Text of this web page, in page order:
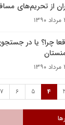
از تحریم‌های
چرا؟ یا در
4
5
6
7